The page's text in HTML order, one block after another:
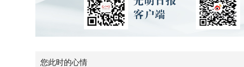
您此时的心情